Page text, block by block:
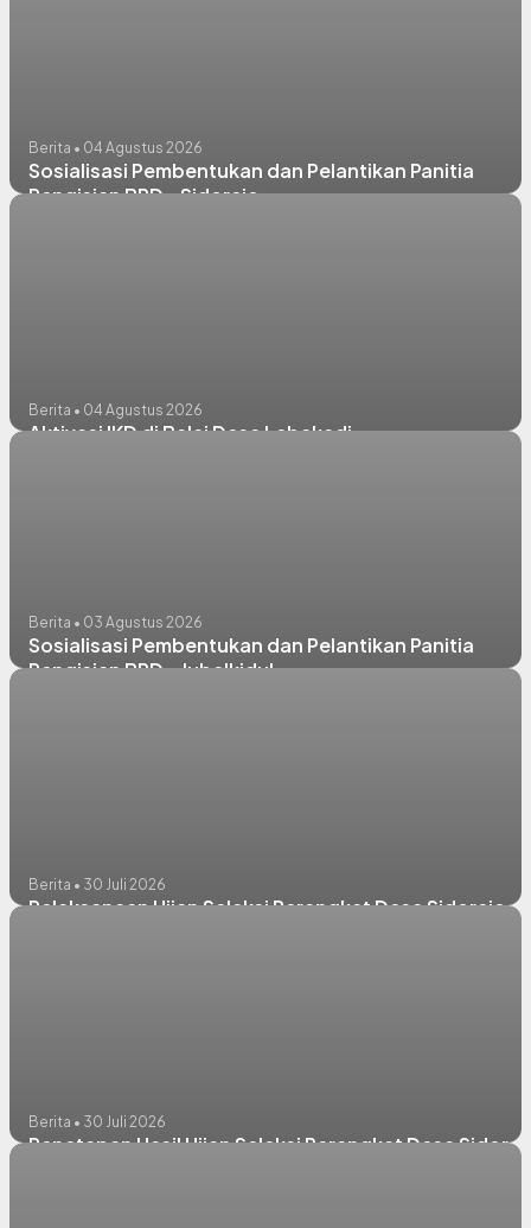
Berita • 04 Agustus 2026
Sosialisasi Pembentukan dan Pelantikan Panitia
Pengisian BPD - Sidorejo
Berita • 04 Agustus 2026
Aktivasi IKD di Balai Desa Lebakadi
Berita • 03 Agustus 2026
Sosialisasi Pembentukan dan Pelantikan Panitia
Pengisian BPD - Jubelkidul
Berita • 30 Juli 2026
Pelaksanaan Ujian Seleksi Perangkat Desa Sidorejo
Berita • 30 Juli 2026
Penetapan Hasil Ujian Seleksi Perangkat Desa